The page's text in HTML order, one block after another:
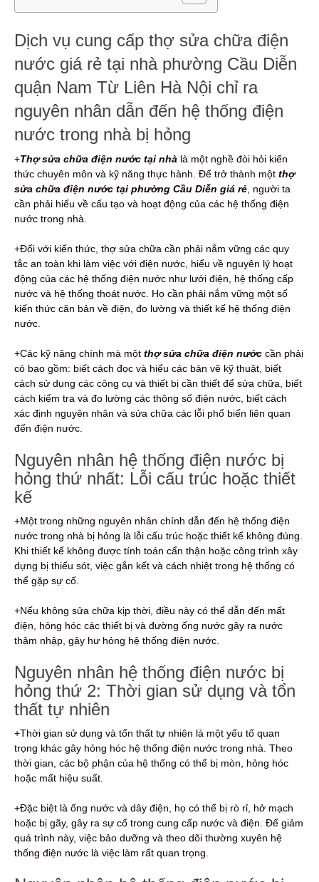
Dịch vụ cung cấp thợ sửa chữa điện
nước giá rẻ tại nhà phường Cầu Diễn
quận Nam Từ Liên Hà Nội chỉ ra
nguyên nhân dẫn đến hệ thống điện
nước trong nhà bị hỏng
+Thợ sửa chữa điện nước tại nhà là một nghề đòi hỏi kiến
thức chuyên môn và kỹ năng thực hành. Để trở thành một thợ
sửa chữa điện nước tại phường Cầu Diễn giá rẻ, người ta
cần phải hiểu về cấu tạo và hoạt động của các hệ thống điện
nước trong nhà.
+Đối với kiến thức, thợ sửa chữa cần phải nắm vững các quy
tắc an toàn khi làm việc với điện nước, hiểu về nguyên lý hoạt
động của các hệ thống điện nước như lưới điện, hệ thống cấp
nước và hệ thống thoát nước. Họ cần phải nắm vững một số
kiến thức căn bản về điện, đo lường và thiết kế hệ thống điện
nước.
+Các kỹ năng chính mà một thợ sửa chữa điện nước cần phải
có bao gồm: biết cách đọc và hiểu các bản vẽ kỹ thuật, biết
cách sử dụng các công cụ và thiết bị cần thiết để sửa chữa, biết
cách kiểm tra và đo lường các thông số điện nước, biết cách
xác định nguyên nhân và sửa chữa các lỗi phổ biến liên quan
đến điện nước.
Nguyên nhân hệ thống điện nước bị
hỏng thứ nhất: Lỗi cấu trúc hoặc thiết
kế
+Một trong những nguyên nhân chính dẫn đến hệ thống điện
nước trong nhà bị hỏng là lỗi cấu trúc hoặc thiết kế không đúng.
Khi thiết kế không được tính toán cẩn thận hoặc công trình xây
dựng bị thiếu sót, việc gắn kết và cách nhiệt trong hệ thống có
thể gặp sự cố.
+Nếu không sửa chữa kịp thời, điều này có thể dẫn đến mất
điện, hỏng hóc các thiết bị và đường ống nước gây ra nước
thâm nhập, gây hư hỏng hệ thống điện nước.
Nguyên nhân hệ thống điện nước bị
hỏng thứ 2: Thời gian sử dụng và tổn
thất tự nhiên
+Thời gian sử dụng và tổn thất tự nhiên là một yếu tố quan
trọng khác gây hỏng hóc hệ thống điện nước trong nhà. Theo
thời gian, các bộ phận của hệ thống có thể bị mòn, hỏng hóc
hoặc mất hiệu suất.
+Đặc biệt là ống nước và dây điện, họ có thể bị rò rỉ, hở mạch
hoặc bị gãy, gây ra sự cố trong cung cấp nước và điện. Để giảm
quá trình này, việc bảo dưỡng và theo dõi thường xuyên hệ
thống điện nước là việc làm rất quan trọng.